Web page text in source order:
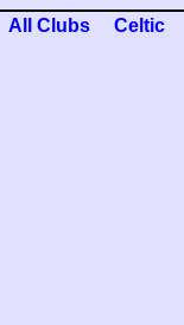
All Clubs Celtic